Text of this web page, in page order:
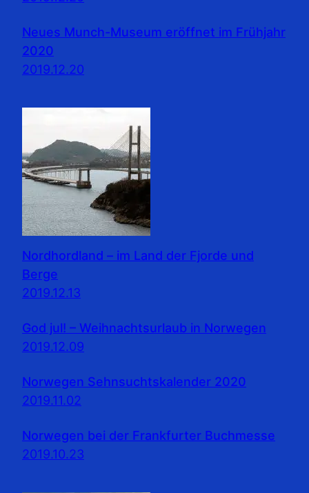
Neues Munch-Museum eröffnet im Frühjahr
2020
2019.12.20
Nordhordland – im Land der Fjorde und
Berge
2019.12.13
God jul! – Weihnachtsurlaub in Norwegen
2019.12.09
Norwegen Sehnsuchtskalender 2020
2019.11.02
Norwegen bei der Frankfurter Buchmesse
2019.10.23